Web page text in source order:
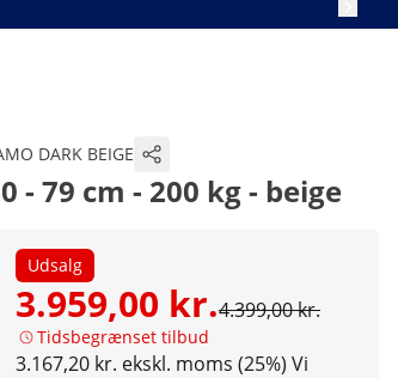
DARK BEIGE
- 79 cm - 200 kg - beige
Udsalg
3.959,00 kr.4.399,00 kr.
Tidsbegrænset tilbud
3.167,20 kr. ekskl. moms (25%) Vi